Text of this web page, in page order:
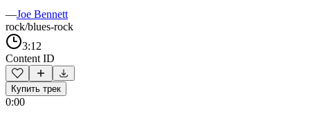
—Joe Bennett
rock/blues-rock
3:12
Content ID
Купить трек
0:00